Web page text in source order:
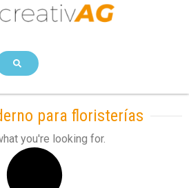
para floristerías
you're looking for.